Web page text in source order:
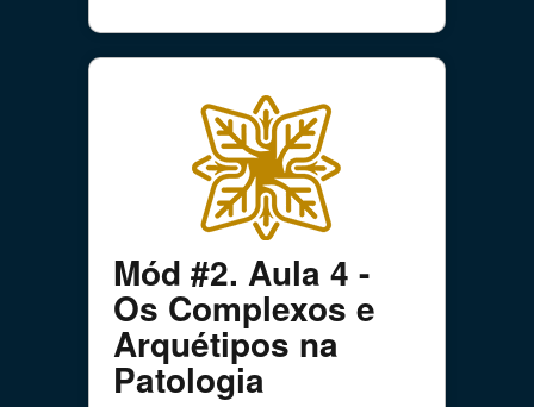
Mód #2. Aula 4 -
Os Complexos e
Arquétipos na
Patologia